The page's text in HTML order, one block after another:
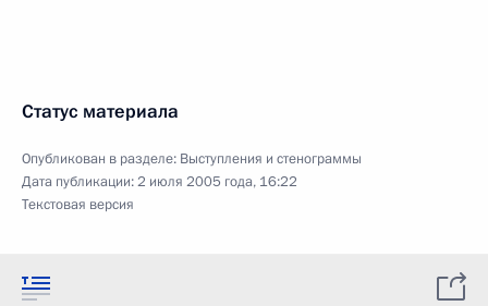
Статус материала
Опубликован в разделе: Выступления и стенограммы
Дата публикации:2 июля 2005 года, 16:22
Текстовая версия